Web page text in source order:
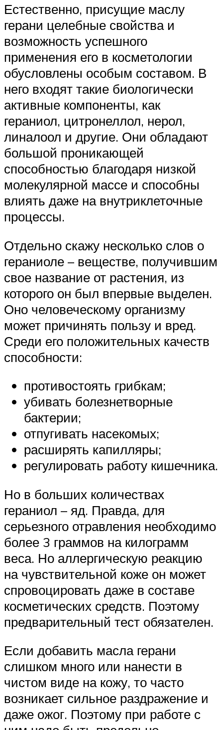
Естественно, присущие маслу
герани целебные свойства и
возможность успешного
применения его в косметологии
обусловлены особым составом. В
него входят такие биологически
активные компоненты, как
гераниол, цитронеллол, нерол,
линалоол и другие. Они обладают
большой проникающей
способностью благодаря низкой
молекулярной массе и способны
влиять даже на внутриклеточные
процессы.
Отдельно скажу несколько слов о
гераниоле – веществе, получившим
свое название от растения, из
которого он был впервые выделен.
Оно человеческому организму
может причинять пользу и вред.
Среди его положительных качеств
способности:
противостоять грибкам;
убивать болезнетворные
бактерии;
отпугивать насекомых;
расширять капилляры;
регулировать работу кишечника.
Но в больших количествах
гераниол – яд. Правда, для
серьезного отравления необходимо
более 3 граммов на килограмм
веса. Но аллергическую реакцию
на чувствительной коже он может
спровоцировать даже в составе
косметических средств. Поэтому
предварительный тест обязателен.
Если добавить масла герани
слишком много или нанести в
чистом виде на кожу, то часто
возникает сильное раздражение и
даже ожог. Поэтому при работе с